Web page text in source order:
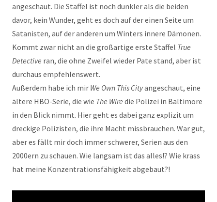
angeschaut. Die Staffel ist noch dunkler als die beiden
davor, kein Wunder, geht es doch auf der einen Seite um
Satanisten, auf der anderen um Winters innere Dämonen.
Kommt zwar nicht an die großartige erste Staffel True
Detective ran, die ohne Zweifel wieder Pate stand, aber ist
durchaus empfehlenswert.
Außerdem habe ich mir We Own This Cityangeschaut, eine
ältere HBO-Serie, die wie The Wire die Polizei in Baltimore
in den Blick nimmt. Hier geht es dabei ganz explizit um
dreckige Polizisten, die ihre Macht missbrauchen. War gut,
aber es fällt mir doch immer schwerer, Serien aus den
2000ern zu schauen. Wie langsam ist das alles!? Wie krass
hat meine Konzentrationsfähigkeit abgebaut?!